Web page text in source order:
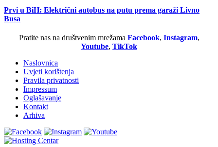
Prvi u BiH: Električni autobus na putu prema garaži Livno
Busa
Pratite nas na društvenim mrežama Facebook, Instagram,
Youtube, TikTok
Naslovnica
Uvjeti korištenja
Pravila privatnosti
Impressum
Oglašavanje
Kontakt
Arhiva